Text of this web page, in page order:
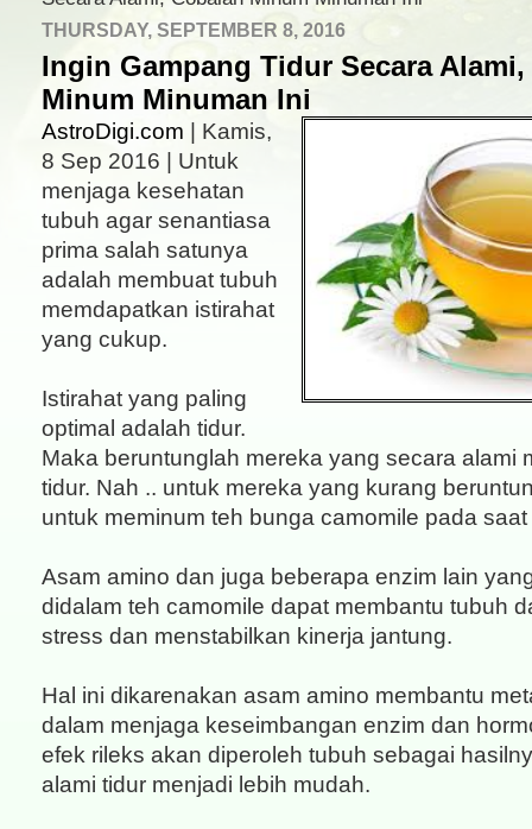
THURSDAY, SEPTEMBER 8, 2016
Ingin Gampang Tidur Secara
Minum Minuman Ini
AstroDigi.com | Kamis,
8 Sep 2016 | Untuk
menjaga kesehatan
tubuh agar senantiasa
prima salah satunya
adalah membuat tubuh
memdapatkan istirahat
yang cukup.
Istirahat yang paling
optimal adalah tidur.
Maka beruntunglah mereka yang secara alami
tidur. Nah .. untuk mereka yang kurang
untuk meminum teh bunga camomile pada
Asam amino dan juga beberapa enzim lain
didalam teh camomile dapat membantu tubuh
stress dan menstabilkan kinerja jantung.
Hal ini dikarenakan asam amino membantu
dalam menjaga keseimbangan enzim dan
efek rileks akan diperoleh tubuh sebagai
alami tidur menjadi lebih mudah.